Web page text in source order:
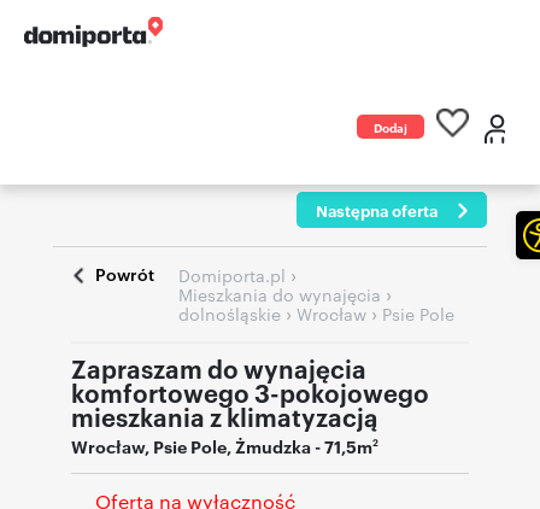
Dodaj
Następna oferta
Powrót Domiporta.pl ›
Mieszkania do wynajęcia ›
dolnośląskie › Wrocław › Psie Pole
Zapraszam do wynajęcia
komfortowego 3-pokojowego
mieszkania z klimatyzacją
Wrocław, Psie Pole,Żmudzka- 71,5m2
Oferta na wyłączność